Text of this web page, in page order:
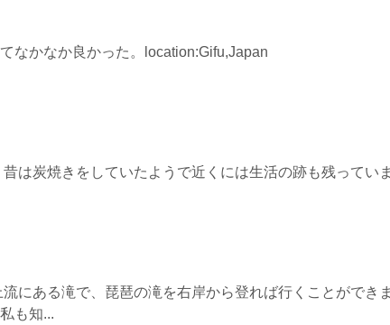
なかなか良かった。location:Gifu,Japan
は炭焼きをしていたようで近くには生活の跡も残ってい
にある滝で、琵琶の滝を右岸から登れば行くことができ
も知...